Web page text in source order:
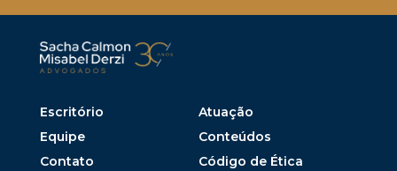
Escritório
Atuação
Equipe
Conteúdos
Contato
Código de Ética